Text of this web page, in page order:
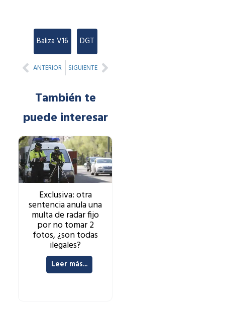
Baliza V16 DGT
Prev
ANTERIOR SIGUIENTENext
También te
puede interesar
Exclusiva: otra
sentencia anula una
multa de radar fijo
por no tomar 2
fotos, ¿son todas
ilegales?
Leer más...